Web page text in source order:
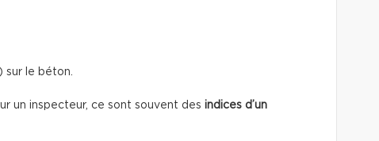
le béton.
un inspecteur, ce sont souvent des indices d’un